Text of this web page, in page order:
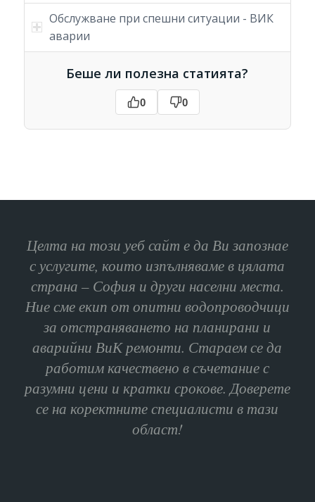
Обслужване при спешни ситуации - ВИК
аварии
Беше ли полезна статията?
0 0
Целта на този уеб сайт е да Ви запознае
с услугите, които изпълняваме в цялата
страна – София и други населни места.
Ние сме екип от опитни водопроводчици
за отстраняването на планирани и
аварийни ВиК ремонти. Стараем се да
работим качествено в съчетание с
разумни цени и кратки срокове. Доверете
се на коректните специалисти в тази
област!